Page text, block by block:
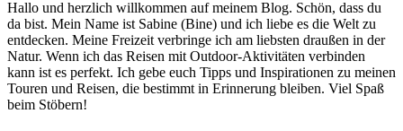
Hallo und herzlich willkommen auf meinem Blog. Schön, dass du
da bist. Mein Name ist Sabine (Bine) und ich liebe es die Welt zu
entdecken. Meine Freizeit verbringe ich am liebsten draußen in der
Natur. Wenn ich das Reisen mit Outdoor-Aktivitäten verbinden
kann ist es perfekt. Ich gebe euch Tipps und Inspirationen zu meinen
Touren und Reisen, die bestimmt in Erinnerung bleiben. Viel Spaß
beim Stöbern!